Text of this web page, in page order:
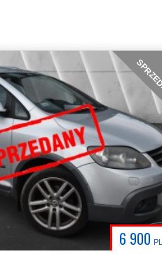
6 900